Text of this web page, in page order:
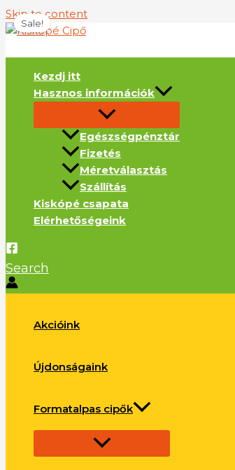
Skip to content
Kezdj itt
Hasznos információk
Egészségpénztár
Fizetés
Méretválasztás
Szállítás
Kiskópé csapata
Elérhetőségeink
Search
Akcióink
Újdonságaink
Formatalpas cipők
Sale!